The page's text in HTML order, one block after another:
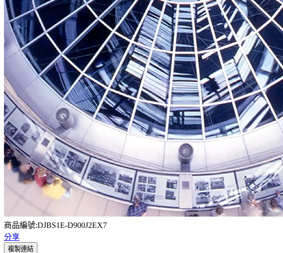
商品編號:DJBS1E-D900J2EX7
分享
複製連結